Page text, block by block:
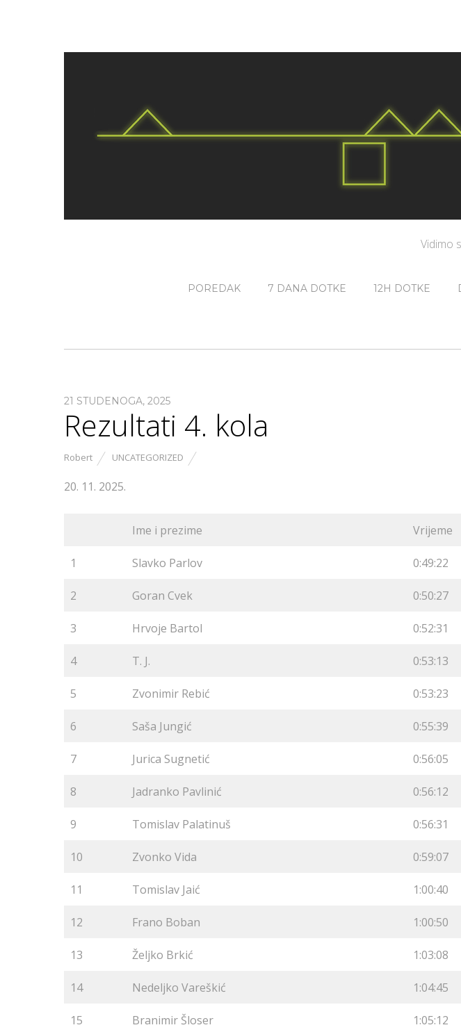
Vidimo
POREDAK 7 DANA DOTKE 12H DOTKE
21 STUDENOGA, 2025
Rezultati 4. kola
Robert UNCATEGORIZED
20. 11. 2025.
Ime i prezime Vrijeme
1 Slavko Parlov 0:49:22
2 Goran Cvek 0:50:27
3 Hrvoje Bartol 0:52:31
4 T. J. 0:53:13
5 Zvonimir Rebić 0:53:23
6 Saša Jungić 0:55:39
7 Jurica Sugnetić 0:56:05
8 Jadranko Pavlinić 0:56:12
9 Tomislav Palatinuš 0:56:31
10 Zvonko Vida 0:59:07
11 Tomislav Jaić 1:00:40
12 Frano Boban 1:00:50
13 Željko Brkić 1:03:08
14 Nedeljko Vareškić 1:04:45
15 Branimir Šloser 1:05:12